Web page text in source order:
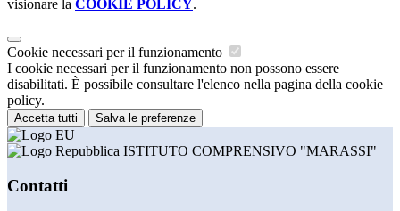
visionare la COOKIE POLICY.
Cookie necessari per il funzionamento
I cookie necessari per il funzionamento non possono essere
disabilitati. È possibile consultare l'elenco nella pagina della cookie
policy.
Accetta tutti Salva le preferenze
ISTITUTO COMPRENSIVO "MARASSI"
Contatti